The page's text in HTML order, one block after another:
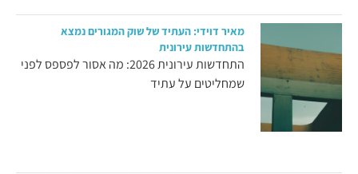
מאיר דוידי: העתיד של שוק המגורים נמצא
בהתחדשות עירונית
התחדשות עירונית 2026: מה אסור לפספס לפני
שמחליטים על עתיד